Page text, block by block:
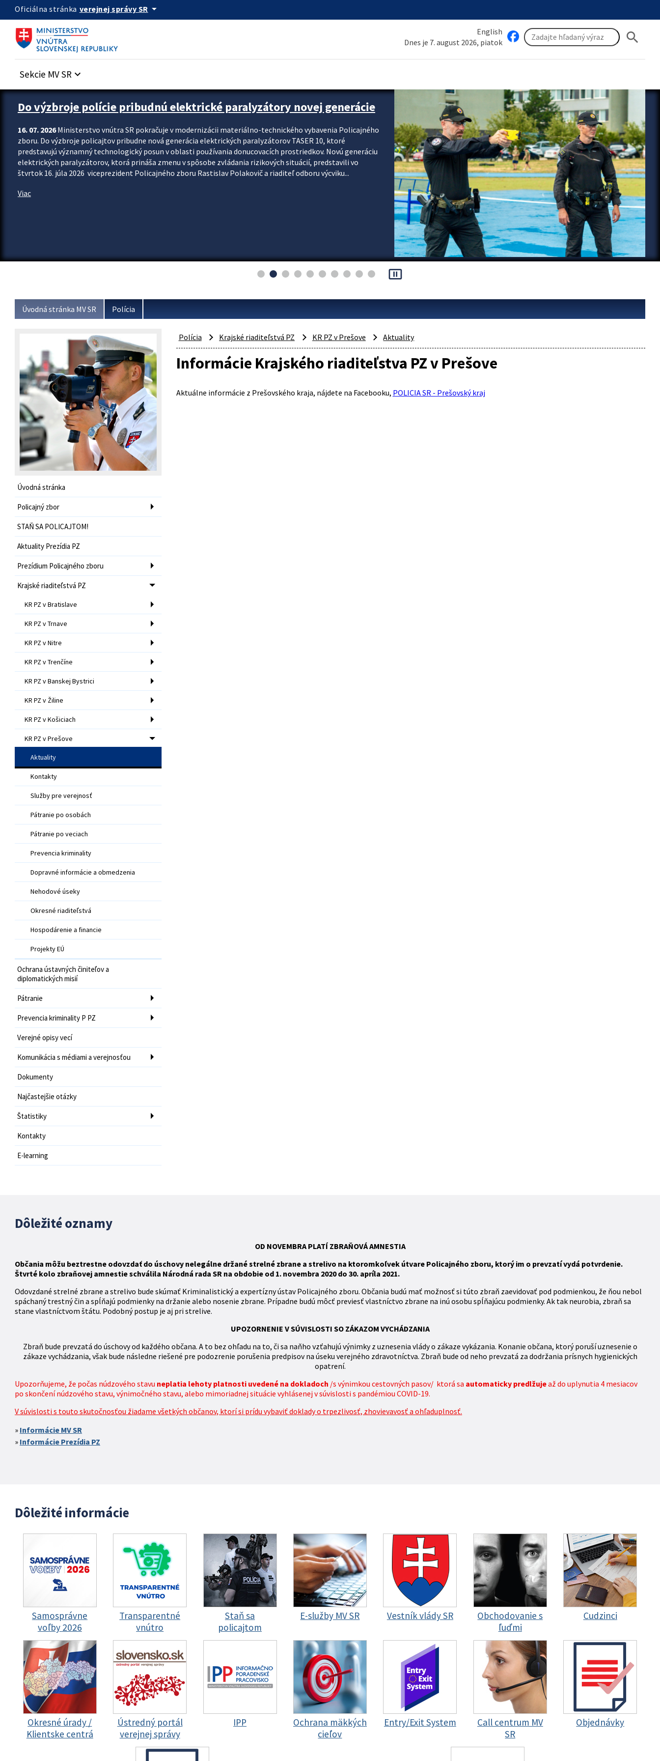
Preskocit na hlavný obsah
Oficiálna stránka verejnej správy SR arrow_drop_down
English
Dnes je 7. august 2026, piatok
search
Sekcie MV SR keyboard_arrow_down
Zastavit automatický posun upútavok
Do výzbroje polície pribudnú elektrické paralyzátory novej generácie
16. 07. 2026Ministerstvo vnútra SR pokračuje v modernizácii materiálno-technického vybavenia Policajného
zboru. Do výzbroje policajtov pribudne nová generácia elektrických paralyzátorov TASER 10, ktoré
predstavujú významný technologický posun v oblasti používania donucovacích prostriedkov. Novú generáciu
elektrických paralyzátorov, ktorá prináša zmenu v spôsobe zvládania rizikových situácií, predstavili vo
štvrtok 16. júla 2026 viceprezident Policajného zboru Rastislav Polakovič a riaditeľ odboru výcviku...
Viac
pause_presentation
Úvodná stránka MV SR Polícia
Úvodná stránka
Policajný zbor
STAŇ SA POLICAJTOM!
Aktuality Prezídia PZ
Prezídium Policajného zboru
Krajské riaditeľstvá PZ
KR PZ v Bratislave
KR PZ v Trnave
KR PZ v Nitre
KR PZ v Trenčíne
KR PZ v Banskej Bystrici
KR PZ v Žiline
KR PZ v Košiciach
KR PZ v Prešove
Aktuality
Kontakty
Služby pre verejnosť
Pátranie po osobách
Pátranie po veciach
Prevencia kriminality
Dopravné informácie a obmedzenia
Nehodové úseky
Okresné riaditeľstvá
Hospodárenie a financie
Projekty EÚ
Ochrana ústavných činiteľov a
diplomatických misií
Pátranie
Prevencia kriminality P PZ
Verejné opisy vecí
Komunikácia s médiami a verejnosťou
Dokumenty
Najčastejšie otázky
Štatistiky
Kontakty
E-learning
Polícia Krajské riaditeľstvá PZ KR PZ v Prešove Aktuality
Informácie Krajského riaditeľstva PZ v Prešove
Aktuálne informácie z Prešovského kraja, nájdete na Facebooku, POLICIA SR - Prešovský kraj
Dôležité oznamy
OD NOVEMBRA PLATÍ ZBRAŇOVÁAMNESTIA
Občania môžu beztrestne odovzdať do úschovy nelegálne držané strelné zbrane a strelivo na ktoromkoľvek útvare Policajného zboru, ktorý im o prevzatí vydá potvrdenie.
Štvrté kolo zbraňovej amnestie schválila Národná rada SR na obdobie od 1. novembra 2020 do 30. apríla 2021.
Odovzdané strelné zbrane a strelivo bude skúmať Kriminalistický a expertízny ústav Policajného zboru. Občania budú mať možnosť si túto zbraň zaevidovať pod podmienkou, že ňou nebol
spáchaný trestný čin a spĺňajú podmienky na držanie alebo nosenie zbrane. Prípadne budú môcť previesť vlastníctvo zbrane na inú osobu spĺňajúcu podmienky. Ak tak neurobia, zbraň sa
stane vlastníctvom štátu. Podobný postup je aj pri strelive.
UPOZORNENIE V SÚVISLOSTI SO ZÁKAZOM VYCHÁDZANIA
Zbraň bude prevzatá do úschovy od každého občana. A to bez ohľadu na to, či sa naňho vzťahujú výnimky z uznesenia vlády o zákaze vykázania. Konanie občana, ktorý poruší uznesenie o
zákaze vychádzania, však bude následne riešené pre podozrenie porušenia predpisov na úseku verejného zdravotníctva. Zbraň bude od neho prevzatá za dodržania prísnych hygienických
opatrení.
Upozorňujeme, že počas núdzového stavu neplatia lehoty platnosti uvedené na dokladoch /s výnimkou cestovných pasov/ ktorá sa automaticky predlžujeaž do uplynutia 4 mesiacov
po skončení núdzového stavu, výnimočného stavu, alebo mimoriadnej situácie vyhlásenej v súvislosti s pandémiou COVID-19.
V súvislosti s touto skutočnosťou žiadame všetkých občanov, ktorí si prídu vybaviť doklady o trpezlivosť, zhovievavosť a ohľaduplnosť.
Informácie MV SR
Informácie Prezídia PZ
Dôležité informácie
Samosprávne
voľby 2026
Transparentné
vnútro
Staň sa
policajtom
E-služby MV SR Vestník vlády SR
Obchodovanie s
ľuďmi
Cudzinci
Okresné úrady /
Klientske centrá
Ústredný portál
verejnej správy
IPP
Ochrana mäkkých
cieľov
Entry/Exit System
Call centrum MV
SR
Objednávky